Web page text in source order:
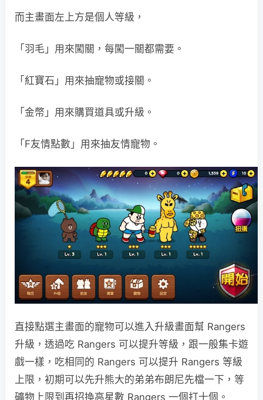
而主畫面左上方是個人等級，
「羽毛」用來闖關，每闖一關都需要。
「紅寶石」用來抽寵物或接關。
「金幣」用來購買道具或升級。
「F友情點數」用來抽友情寵物。
直接點選主畫面的寵物可以進入升級畫面幫 Rangers
升級，透過吃 Rangers 可以提升等級，跟一般集卡遊
戲一樣，吃相同的 Rangers 可以提升 Rangers 等級
上限，初期可以先升熊大的弟弟布朗尼先檔一下，等
礦物上限到再招換高星數 Rangers 一個打十個。